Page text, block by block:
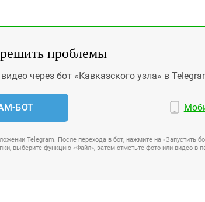
проблемы
через бот «Кавказского узла» в
БОТ
Telegram. После перехода в бот, нажмите на «Запустить
выберите функцию «Файл», затем отметьте фото или видео в